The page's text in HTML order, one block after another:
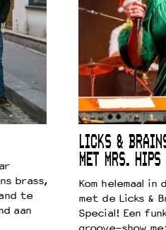
brass,
te
aan
LICKS &
MET MRS.
Kom helemaal in
met de Licks &
Special! Een